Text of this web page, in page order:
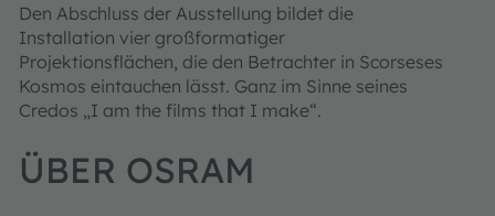
Den Abschluss der Ausstellung bildet die
Installation vier großformatiger
Projektionsflächen, die den Betrachter in Scorseses
Kosmos eintauchen lässt. Ganz im Sinne seines
Credos „I am the films that I make“.
ÜBER OSRAM